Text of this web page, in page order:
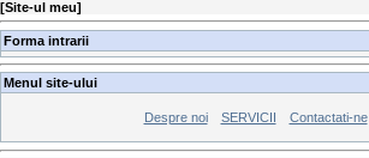
[Site-ul meu]
Forma intrarii
Menul site-ului
Despre noi SERVICII Contactati-ne